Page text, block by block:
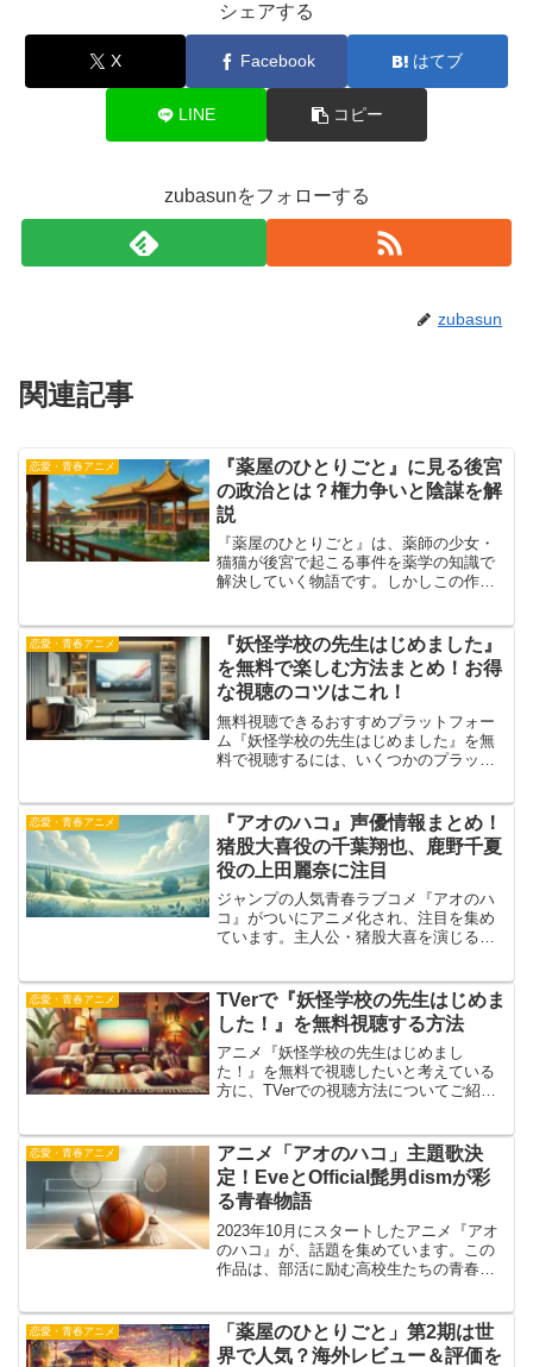
シェアする
X Facebook はてブ
LINE コピー
zubasunをフォローする
zubasun
関連記事
恋愛・青春アニメ
『薬屋のひとりごと』に見る後宮
の政治とは？権力争いと陰謀を解
説
『薬屋のひとりごと』は、薬師の少女・
猫猫が後宮で起こる事件を薬学の知識で
解決していく物語です。しかしこの作品
れる濃密な政治劇にもあります。後宮は
皇帝の妃たちが暮らす場であ...
恋愛・青春アニメ
『妖怪学校の先生はじめました』
を無料で楽しむ方法まとめ！お得
な視聴のコツはこれ！
無料視聴できるおすすめプラットフォー
ム『妖怪学校の先生はじめました』を無
料で視聴するには、いくつかのプラット
に応じて選ぶことができます。代表的な
プラットフォームとして、...
恋愛・青春アニメ
『アオのハコ』声優情報まとめ！
猪股大喜役の千葉翔也、鹿野千夏
役の上田麗奈に注目
ジャンプの人気青春ラブコメ『アオのハ
コ』がついにアニメ化され、注目を集め
ています。主人公・猪股大喜を演じるの
夏役には、透明感のある声質と高い演技
力で知られる上田麗奈さん...
恋愛・青春アニメ
TVerで『妖怪学校の先生はじめま
した！』を無料視聴する方法
アニメ『妖怪学校の先生はじめまし
た！』を無料で視聴したいと考えている
方に、TVerでの視聴方法についてご紹介
配信されている場合があります。この記
事では、TVerでの...
恋愛・青春アニメ
アニメ「アオのハコ」主題歌決
定！EveとOfficial髭男dismが彩
る青春物語
2023年10月にスタートしたアニメ『アオ
のハコ』が、話題を集めています。この
作品は、部活に励む高校生たちの青春と
EveとOfficial髭男dismが参加。オープニ
ン...
恋愛・青春アニメ
「薬屋のひとりごと」第2期は世
界で人気？海外レビュー＆評価を